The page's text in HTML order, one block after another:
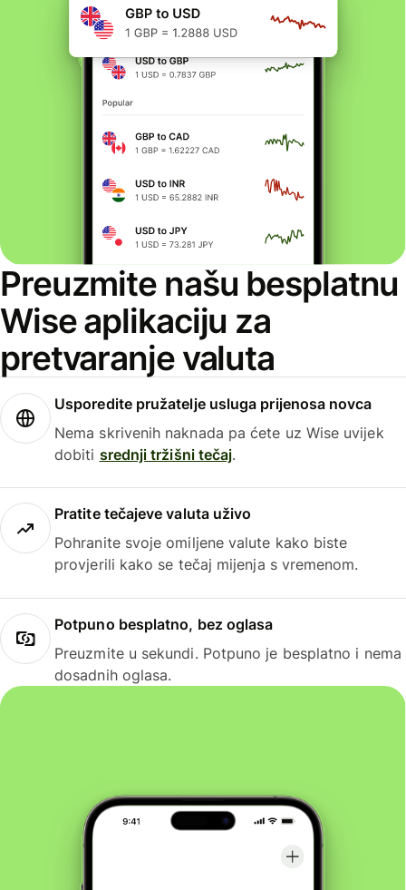
Preuzmite našu besplatnu
Wise aplikaciju za
pretvaranje valuta
Usporedite pružatelje usluga prijenosa novca
Nema skrivenih naknada pa ćete uz Wise uvijek
dobiti srednji tržišni tečaj.
Pratite tečajeve valuta uživo
Pohranite svoje omiljene valute kako biste
provjerili kako se tečaj mijenja s vremenom.
Potpuno besplatno, bez oglasa
Preuzmite u sekundi. Potpuno je besplatno i nema
dosadnih oglasa.